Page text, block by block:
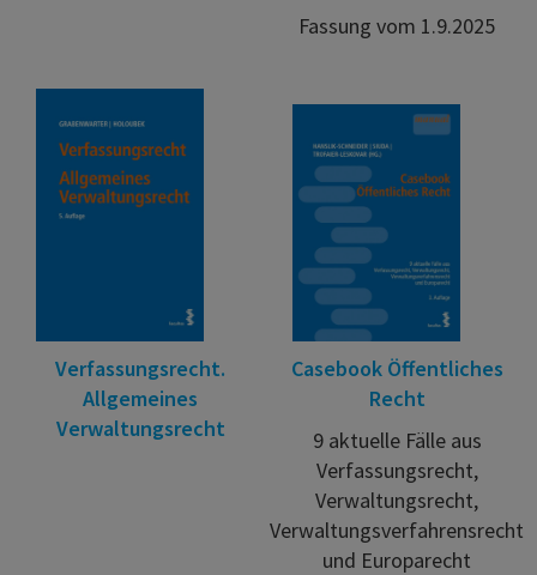
Fassung vom 1.9.2025
Verfassungsrecht.
Allgemeines
Verwaltungsrecht
Casebook Öffentliches
Recht
9 aktuelle Fälle aus
Verfassungsrecht,
Verwaltungsrecht,
Verwaltungsverfahrensrecht
und Europarecht